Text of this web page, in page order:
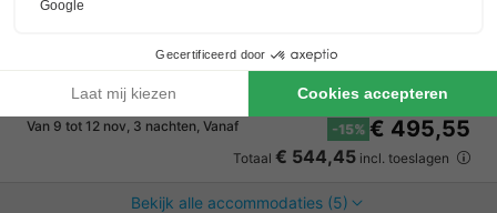
Directe ligging aan het Markermeer met eigen…
Verwarmd binnenzwembad & indoor speeltuin…
APPARTEMENT 4 personen
Van 9 tot 12 nov, 3 nachten, Vanaf
Aanbevolen prijs: € 583
-15% € 495,55
Totaal € 544,45 incl. toeslagen
Bekijk alle accommodaties (5)